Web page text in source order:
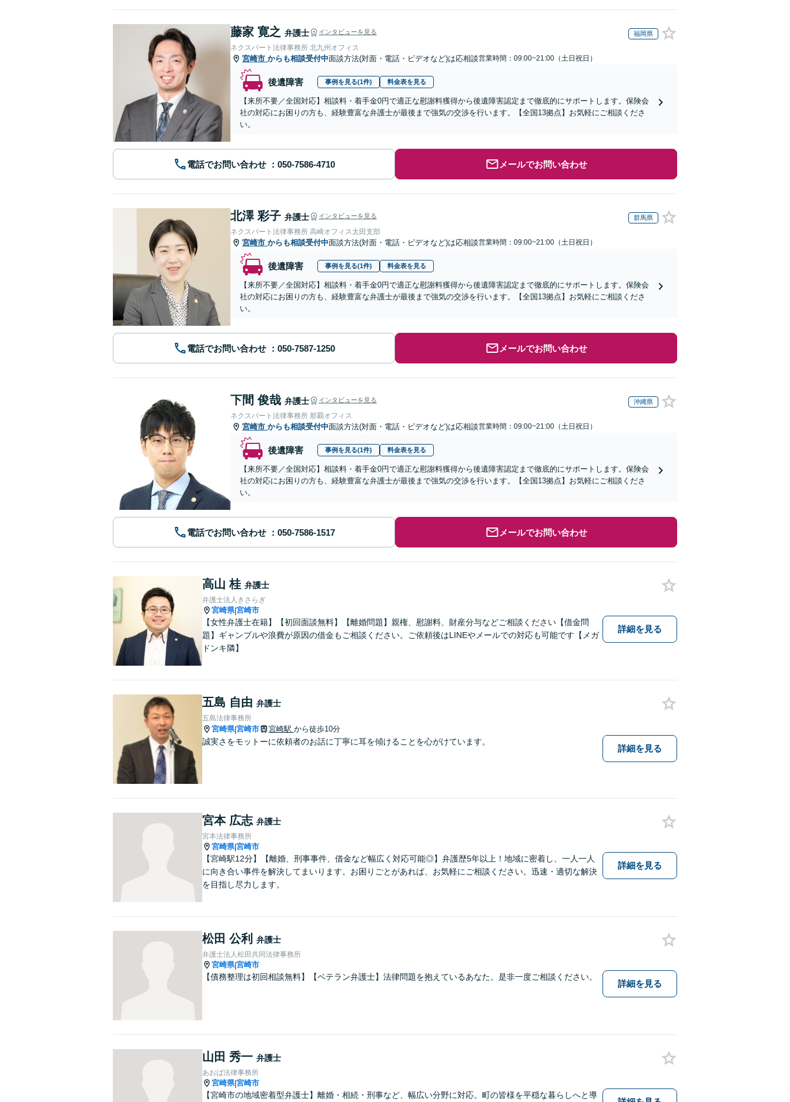
藤家 寛之 弁護士 インタビューを見る 福岡県
ネクスパート法律事務所 北九州オフィス
宮崎市 からも相談受付中面談方法(対面・電話・ビデオなど)は応相談営業時間：09:00~21:00（土日祝日）
後遺障害 事例を見る(1件) 料金表を見る
【来所不要／全国対応】相談料・着手金0円で適正な慰謝料獲得から後遺障害認定まで徹底的にサポートします。保険会
社の対応にお困りの方も、経験豊富な弁護士が最後まで強気の交渉を行います。【全国13拠点】お気軽にご相談くださ
い。
電話でお問い合わせ メールでお問い合わせ
北澤 彩子 弁護士 インタビューを見る 群馬県
ネクスパート法律事務所 高崎オフィス太田支部
宮崎市 からも相談受付中面談方法(対面・電話・ビデオなど)は応相談営業時間：09:00~21:00（土日祝日）
後遺障害 事例を見る(1件) 料金表を見る
【来所不要／全国対応】相談料・着手金0円で適正な慰謝料獲得から後遺障害認定まで徹底的にサポートします。保険会
社の対応にお困りの方も、経験豊富な弁護士が最後まで強気の交渉を行います。【全国13拠点】お気軽にご相談くださ
い。
電話でお問い合わせ メールでお問い合わせ
下間 俊哉 弁護士 インタビューを見る 沖縄県
ネクスパート法律事務所 那覇オフィス
宮崎市 からも相談受付中面談方法(対面・電話・ビデオなど)は応相談営業時間：09:00~21:00（土日祝日）
後遺障害 事例を見る(1件) 料金表を見る
【来所不要／全国対応】相談料・着手金0円で適正な慰謝料獲得から後遺障害認定まで徹底的にサポートします。保険会
社の対応にお困りの方も、経験豊富な弁護士が最後まで強気の交渉を行います。【全国13拠点】お気軽にご相談くださ
い。
電話でお問い合わせ メールでお問い合わせ
高山 桂 弁護士
弁護士法人きさらぎ
宮崎県|宮崎市
【女性弁護士在籍】【初回面談無料】【離婚問題】親権、慰謝料、財産分与などご相談ください【借金問
題】ギャンブルや浪費が原因の借金もご相談ください。ご依頼後はLINEやメールでの対応も可能です【メガ
ドンキ隣】
詳細を見る
五島 自由 弁護士
五島法律事務所
宮崎県|宮崎市 宮崎駅 から徒歩10分
誠実さをモットーに依頼者のお話に丁寧に耳を傾けることを心がけています。
詳細を見る
宮本 広志 弁護士
宮本法律事務所
宮崎県|宮崎市
【宮崎駅12分】【離婚、刑事事件、借金など幅広く対応可能◎】弁護歴5年以上！地域に密着し、一人一人
に向き合い事件を解決してまいります。お困りごとがあれば、お気軽にご相談ください。迅速・適切な解決
を目指し尽力します。
詳細を見る
松田 公利 弁護士
弁護士法人松田共同法律事務所
宮崎県|宮崎市
【債務整理は初回相談無料】【ベテラン弁護士】法律問題を抱えているあなた。是非一度ご相談ください。
詳細を見る
山田 秀一 弁護士
あおば法律事務所
宮崎県|宮崎市
【宮崎市の地域密着型弁護士】離婚・相続・刑事など、幅広い分野に対応。町の皆様を平穏な暮らしへと導